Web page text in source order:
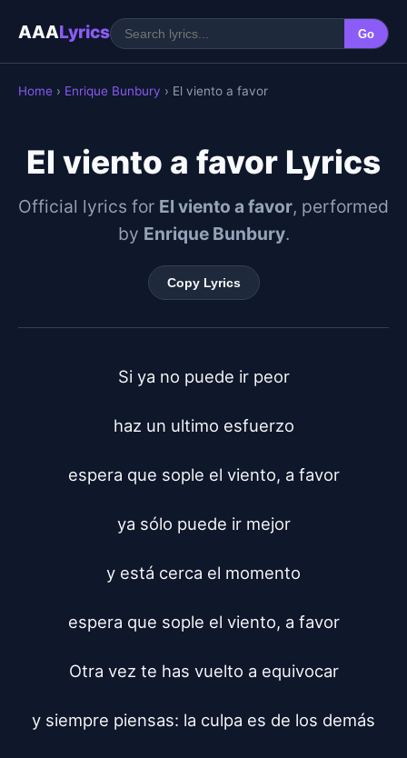
AAALyrics Go
Home › Enrique Bunbury › El viento a favor
El viento a favor Lyrics
Official lyrics for El viento a favor, performed
by Enrique Bunbury.
Copy Lyrics
Si ya no puede ir peor
haz un ultimo esfuerzo
espera que sople el viento, a favor
ya sólo puede ir mejor
y está cerca el momento
espera que sople el viento, a favor
Otra vez te has vuelto a equivocar
y siempre piensas: la culpa es de los demás